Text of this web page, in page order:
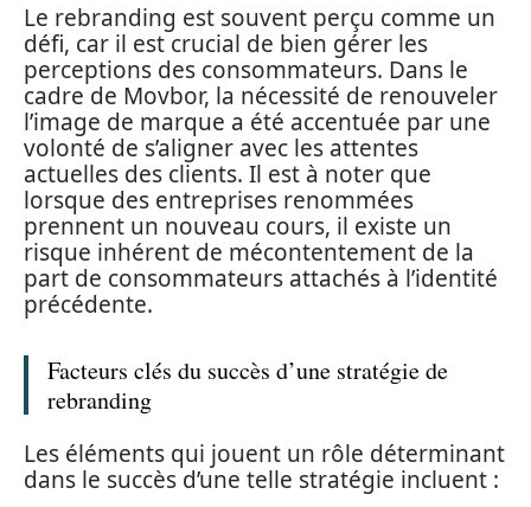
Le rebranding est souvent perçu comme un
défi, car il est crucial de bien gérer les
perceptions des consommateurs. Dans le
cadre de Movbor, la nécessité de renouveler
l’image de marque a été accentuée par une
volonté de s’aligner avec les attentes
actuelles des clients. Il est à noter que
lorsque des entreprises renommées
prennent un nouveau cours, il existe un
risque inhérent de mécontentement de la
part de consommateurs attachés à l’identité
précédente.
Facteurs clés du succès d’une stratégie de
rebranding
Les éléments qui jouent un rôle déterminant
dans le succès d’une telle stratégie incluent :